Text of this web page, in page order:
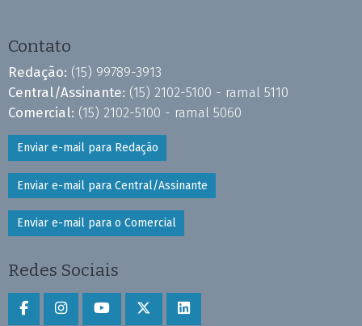
Contato
Redação: (15) 99789-3913
Central/Assinante: (15) 2102-5100 - ramal 5110
Comercial: (15) 2102-5100 - ramal 5060
Enviar e-mail para Redação
Enviar e-mail para Central/Assinante
Enviar e-mail para o Comercial
Redes Sociais